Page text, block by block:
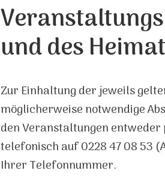
und des
Zur Einhaltung der jeweils
möglicherweise notwendige
den Veranstaltungen entweder
telefonisch auf 0228 47 08 53
Ihrer Telefonnummer.